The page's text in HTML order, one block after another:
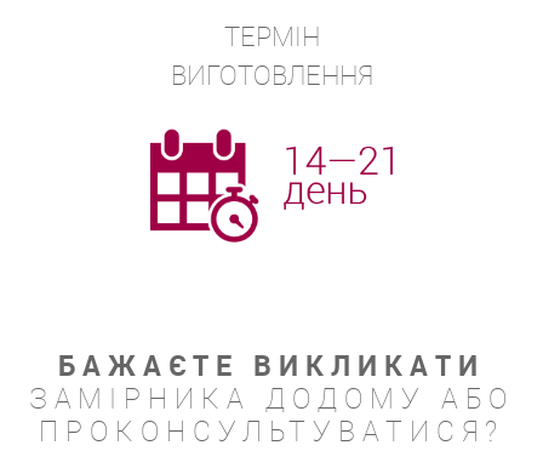
ТЕРМІН
ВИГОТОВЛЕННЯ
БАЖАЄТЕ ВИКЛИКАТИ
ЗАМІРНИКА ДОДОМУ АБО
ПРОКОНСУЛЬТУВАТИСЯ?